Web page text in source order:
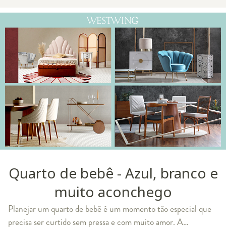
Quarto de bebê - Azul, branco e
muito aconchego
Planejar um quarto de bebê é um momento tão especial que
precisa ser curtido sem pressa e com muito amor. A